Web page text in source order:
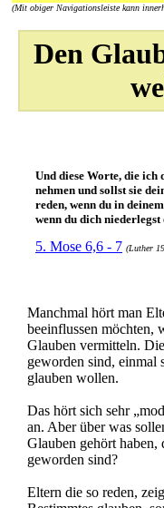
(Mit obiger Navigationsleiste kann
Den
Und diese Worte, die ich
nehmen und sollst sie
reden, wenn du in
wenn du dich niederlegst
5. Mose 6,6 - 7 (Luther
Manchmal hört man
beeinflussen möchten,
Glauben vermitteln.
geworden sind, einmal
glauben wollen.
Das hört sich sehr
an. Aber über was
Glauben gehört haben,
geworden sind?
Eltern die so reden,